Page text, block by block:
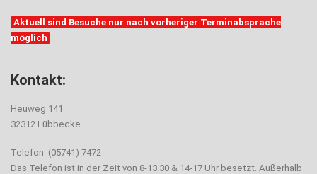
Aktuell sind Besuche nur nach vorheriger Terminabsprache
möglich
Kontakt:
Heuweg 141
32312 Lübbecke
Telefon: (05741) 7472
Das Telefon ist in der Zeit von 8-13.30 & 14-17 Uhr besetzt. Außerhalb